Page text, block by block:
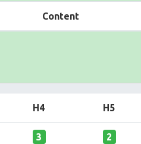
Content
H4 H5
3 2